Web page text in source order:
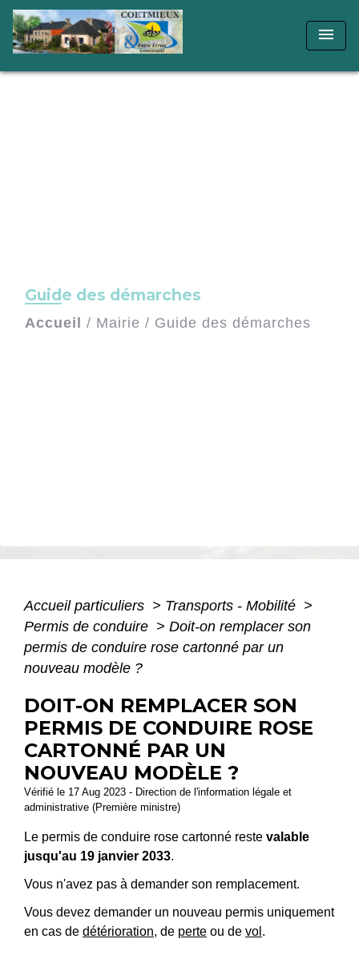
menu
Guide des démarches
Accueil / Mairie / Guide des démarches
Accueil particuliers > Transports - Mobilité >
Permis de conduire > Doit-on remplacer son
permis de conduire rose cartonné par un
nouveau modèle ?
DOIT-ON REMPLACER SON
PERMIS DE CONDUIRE ROSE
CARTONNÉ PAR UN
NOUVEAU MODÈLE ?
Vérifié le 17 Aug 2023 - Direction de l'information légale et
administrative (Première ministre)
Le permis de conduire rose cartonné reste valable
jusqu'au 19 janvier 2033.
Vous n'avez pas à demander son remplacement.
Vous devez demander un nouveau permis uniquement
en cas de détérioration, de perte ou de vol .